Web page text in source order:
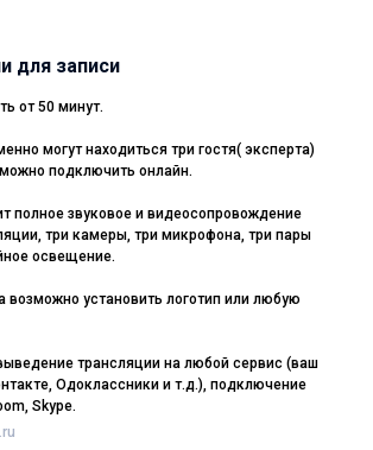
для записи
от 50 минут.
могут находиться три гостя( эксперта)
подключить онлайн.
полное звуковое и видеосопровождение
три камеры, три микрофона, три пары
освещение.
возможно установить логотип или любую
трансляции на любой сервис (ваш
Одоклассники и т.д.), подключение
Skype.